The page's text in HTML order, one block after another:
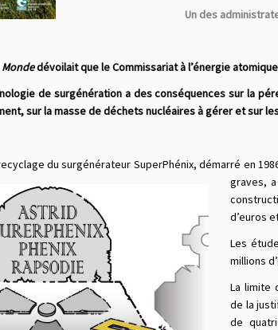
Un des
Mondedévoilait que le Commissariat à l’énergie
de surgénération a des conséquences sur la
sur la masse de déchets nucléaires à gérer et sur
du surgénérateur SuperPhénix, démarré en
graves,
d’euros
Les
millions
La limite
de la
de